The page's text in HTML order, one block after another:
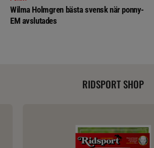
Wilma Holmgren bästa svensk när ponny-
EM avslutades
RIDSPORT SHOP